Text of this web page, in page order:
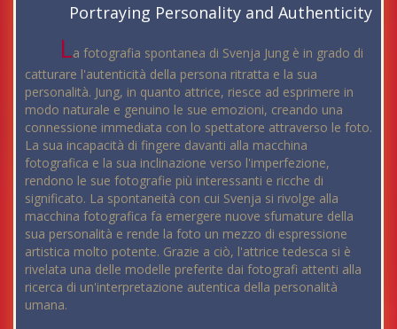
Portraying Personality and Authenticity
La fotografia spontanea di Svenja Jung è in grado di
catturare l'autenticità della persona ritratta e la sua
personalità. Jung, in quanto attrice, riesce ad esprimere in
modo naturale e genuino le sue emozioni, creando una
connessione immediata con lo spettatore attraverso le foto.
La sua incapacità di fingere davanti alla macchina
fotografica e la sua inclinazione verso l'imperfezione,
rendono le sue fotografie più interessanti e ricche di
significato. La spontaneità con cui Svenja si rivolge alla
macchina fotografica fa emergere nuove sfumature della
sua personalità e rende la foto un mezzo di espressione
artistica molto potente. Grazie a ciò, l'attrice tedesca si è
rivelata una delle modelle preferite dai fotografi attenti alla
ricerca di un'interpretazione autentica della personalità
umana.